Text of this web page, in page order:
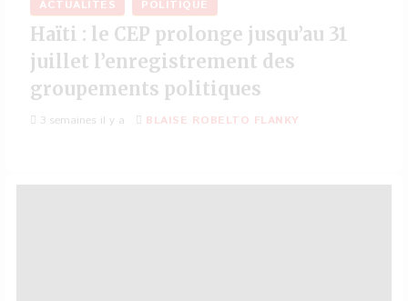
ACTUALITÉS POLITIQUE
Haïti : le CEP prolonge jusqu’au 31
juillet l’enregistrement des
groupements politiques
3 semaines il y a BLAISE ROBELTO FLANKY